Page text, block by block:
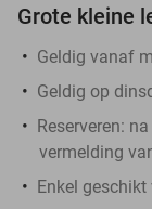
Grote kleine
Geldig vanaf
Geldig op
Reserveren:
vermelding
Enkel